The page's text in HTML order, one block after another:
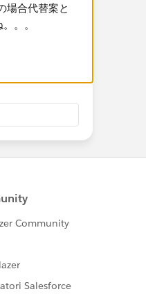
場合代替案と
。。​